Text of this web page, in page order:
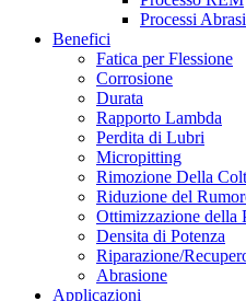
Processi
Benefici
Fatica per Flessione
Corrosione
Durata
Rapporto Lambda
Perdita di Lubri
Micropitting
Rimozione Della
Riduzione del
Ottimizzazione della
Densita di Potenza
Riparazione/
Abrasione
Applicazioni